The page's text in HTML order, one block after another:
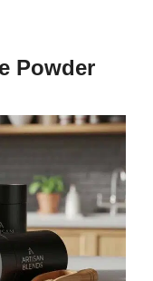
Powder